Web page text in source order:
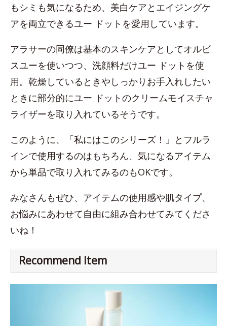
もシミも気になるため、美白ケアとエイジングケ
アを両立できるユー ドットを愛用しています。
アラサーの同僚は基本のスキンケアとしてオルビ
スユーを使いつつ、洗顔料だけユー ドットを使
用。乾燥しているときやしっかりお手入れしたい
ときに部分的にユー ドットのクリームモイスチャ
ライザーを取り入れているそうです。
このように、「私にはこのシリーズ！」とフルラ
インで使用するのはもちろん、気になるアイテム
から単品で取り入れてみるのもOKです。
みなさんもぜひ、アイテムの使用感や肌タイプ、
お悩みにあわせて自由に組み合わせてみてくださ
いね！
Recommend Item